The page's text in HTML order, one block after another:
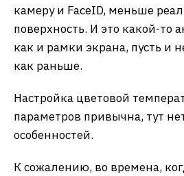
камеру и FaceID, меньше
поверхность. И это какой-то
как и рамки экрана, пусть и
как раньше.
Настройка цветовой
параметров привычна, тут
особенностей.
К сожалению, во времена,